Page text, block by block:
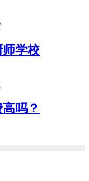
学校
吗？